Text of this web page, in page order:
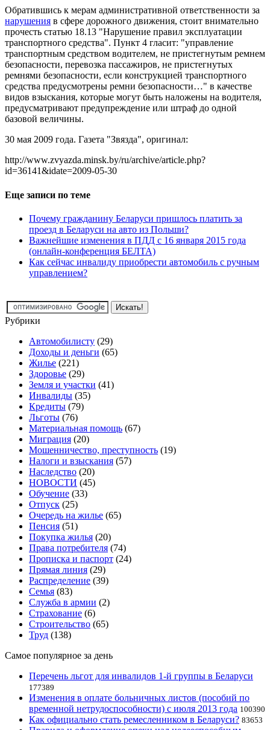
Обратившись к мерам административной ответственности за
нарушения в сфере дорожного движения, стоит внимательно
прочесть статью 18.13 "Нарушение правил эксплуатации
транспортного средства". Пункт 4 гласит: "управление
транспортным средством водителем, не пристегнутым ремнем
безопасности, перевозка пассажиров, не пристегнутых
ремнями безопасности, если конструкцией транспортного
средства предусмотрены ремни безопасности…" в качестве
видов взыскания, которые могут быть наложены на водителя,
предусматривают предупреждение или штраф до одной
базовой величины.
30 мая 2009 года. Газета "Звязда", оригинал:
http://www.zvyazda.minsk.by/ru/archive/article.php?
id=36141&idate=2009-05-30
Еще записи по теме
Почему гражданину Беларуси пришлось платить за
проезд в Беларуси на авто из Польши?
Важнейшие изменения в ПДД с 16 января 2015 года
(онлайн-конференция БЕЛТА)
Как сейчас инвалиду приобрести автомобиль с ручным
управлением?
Рубрики
Автомобилисту (29)
Доходы и деньги (65)
Жилье (221)
Здоровье (29)
Земля и участки (41)
Инвалиды (35)
Кредиты (79)
Льготы (76)
Материальная помощь (67)
Миграция (20)
Мошенничество, преступность (19)
Налоги и взыскания (57)
Наследство (20)
НОВОСТИ (45)
Обучение (33)
Отпуск (25)
Очередь на жилье (65)
Пенсия (51)
Покупка жилья (20)
Права потребителя (74)
Прописка и паспорт (24)
Прямая линия (29)
Распределение (39)
Семья (83)
Служба в армии (2)
Страхование (6)
Строительство (65)
Труд (138)
Самое популярное за день
Перечень льгот для инвалидов 1-й группы в Беларуси
177389
Изменения в оплате больничных листов (пособий по
временной нетрудоспособности) с июля 2013 года 100390
Как официально стать ремесленником в Беларуси? 83653